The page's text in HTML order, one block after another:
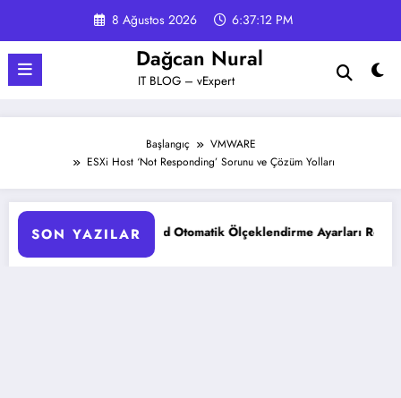
8 Ağustos 2026 6:37:13 PM
Dağcan Nural
IT BLOG – vExpert
Başlangıç
VMWARE
ESXi Host ‘Not Responding’ Sorunu ve Çözüm Yolları
SON YAZILAR
AKS Pod Otomatik Ölçeklendirme Ayarları Rehberi